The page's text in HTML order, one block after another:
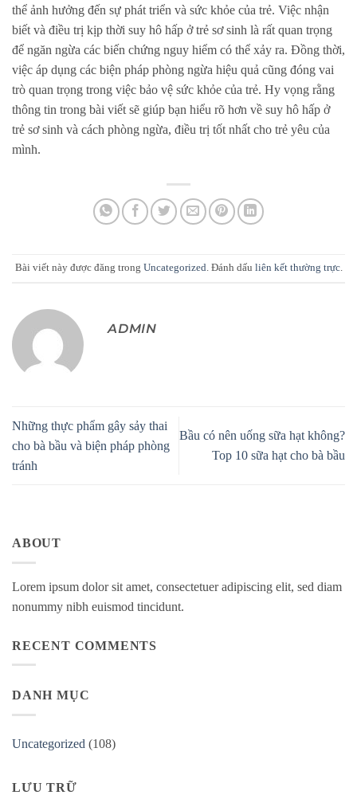
thể ảnh hưởng đến sự phát triển và sức khỏe của trẻ. Việc nhận
biết và điều trị kịp thời suy hô hấp ở trẻ sơ sinh là rất quan trọng
để ngăn ngừa các biến chứng nguy hiểm có thể xảy ra. Đồng thời,
việc áp dụng các biện pháp phòng ngừa hiệu quả cũng đóng vai
trò quan trọng trong việc bảo vệ sức khỏe của trẻ. Hy vọng rằng
thông tin trong bài viết sẽ giúp bạn hiểu rõ hơn về suy hô hấp ở
trẻ sơ sinh và cách phòng ngừa, điều trị tốt nhất cho trẻ yêu của
mình.
Bài viết này được đăng trong Uncategorized. Đánh dấu liên kết thường trực.
ADMIN
Những thực phẩm gây sảy thai
cho bà bầu và biện pháp phòng
tránh
Bầu có nên uống sữa hạt không?
Top 10 sữa hạt cho bà bầu
ABOUT
Lorem ipsum dolor sit amet, consectetuer adipiscing elit, sed diam
nonummy nibh euismod tincidunt.
RECENT COMMENTS
DANH MỤC
Uncategorized (108)
LƯU TRỮ